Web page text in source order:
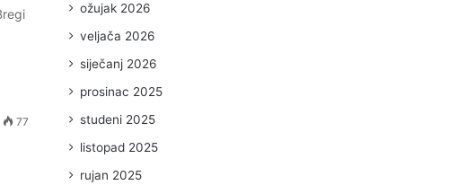
77
ožujak 2026
veljača 2026
siječanj 2026
prosinac 2025
studeni 2025
listopad 2025
rujan 2025